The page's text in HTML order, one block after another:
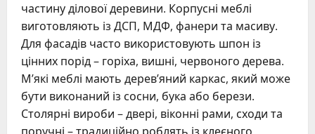
частину ділової деревини. Корпусні меблі
виготовляють із ДСП, МДФ, фанери та масиву.
Для фасадів часто використовують шпон із
цінних порід – горіха, вишні, червоного дерева.
М’які меблі мають дерев’яний каркас, який може
бути виконаний із сосни, бука або берези.
Столярні вироби – двері, віконні рами, сходи та